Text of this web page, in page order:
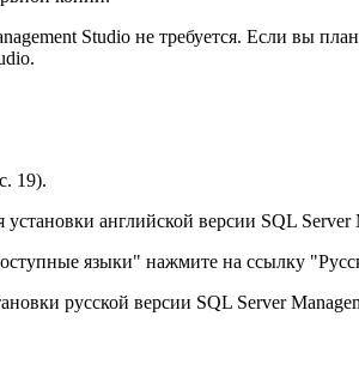
Studio не требуется. Если вы
19).
английской версии SQL Server
языки" нажмите на ссылку
русской версии SQL Server